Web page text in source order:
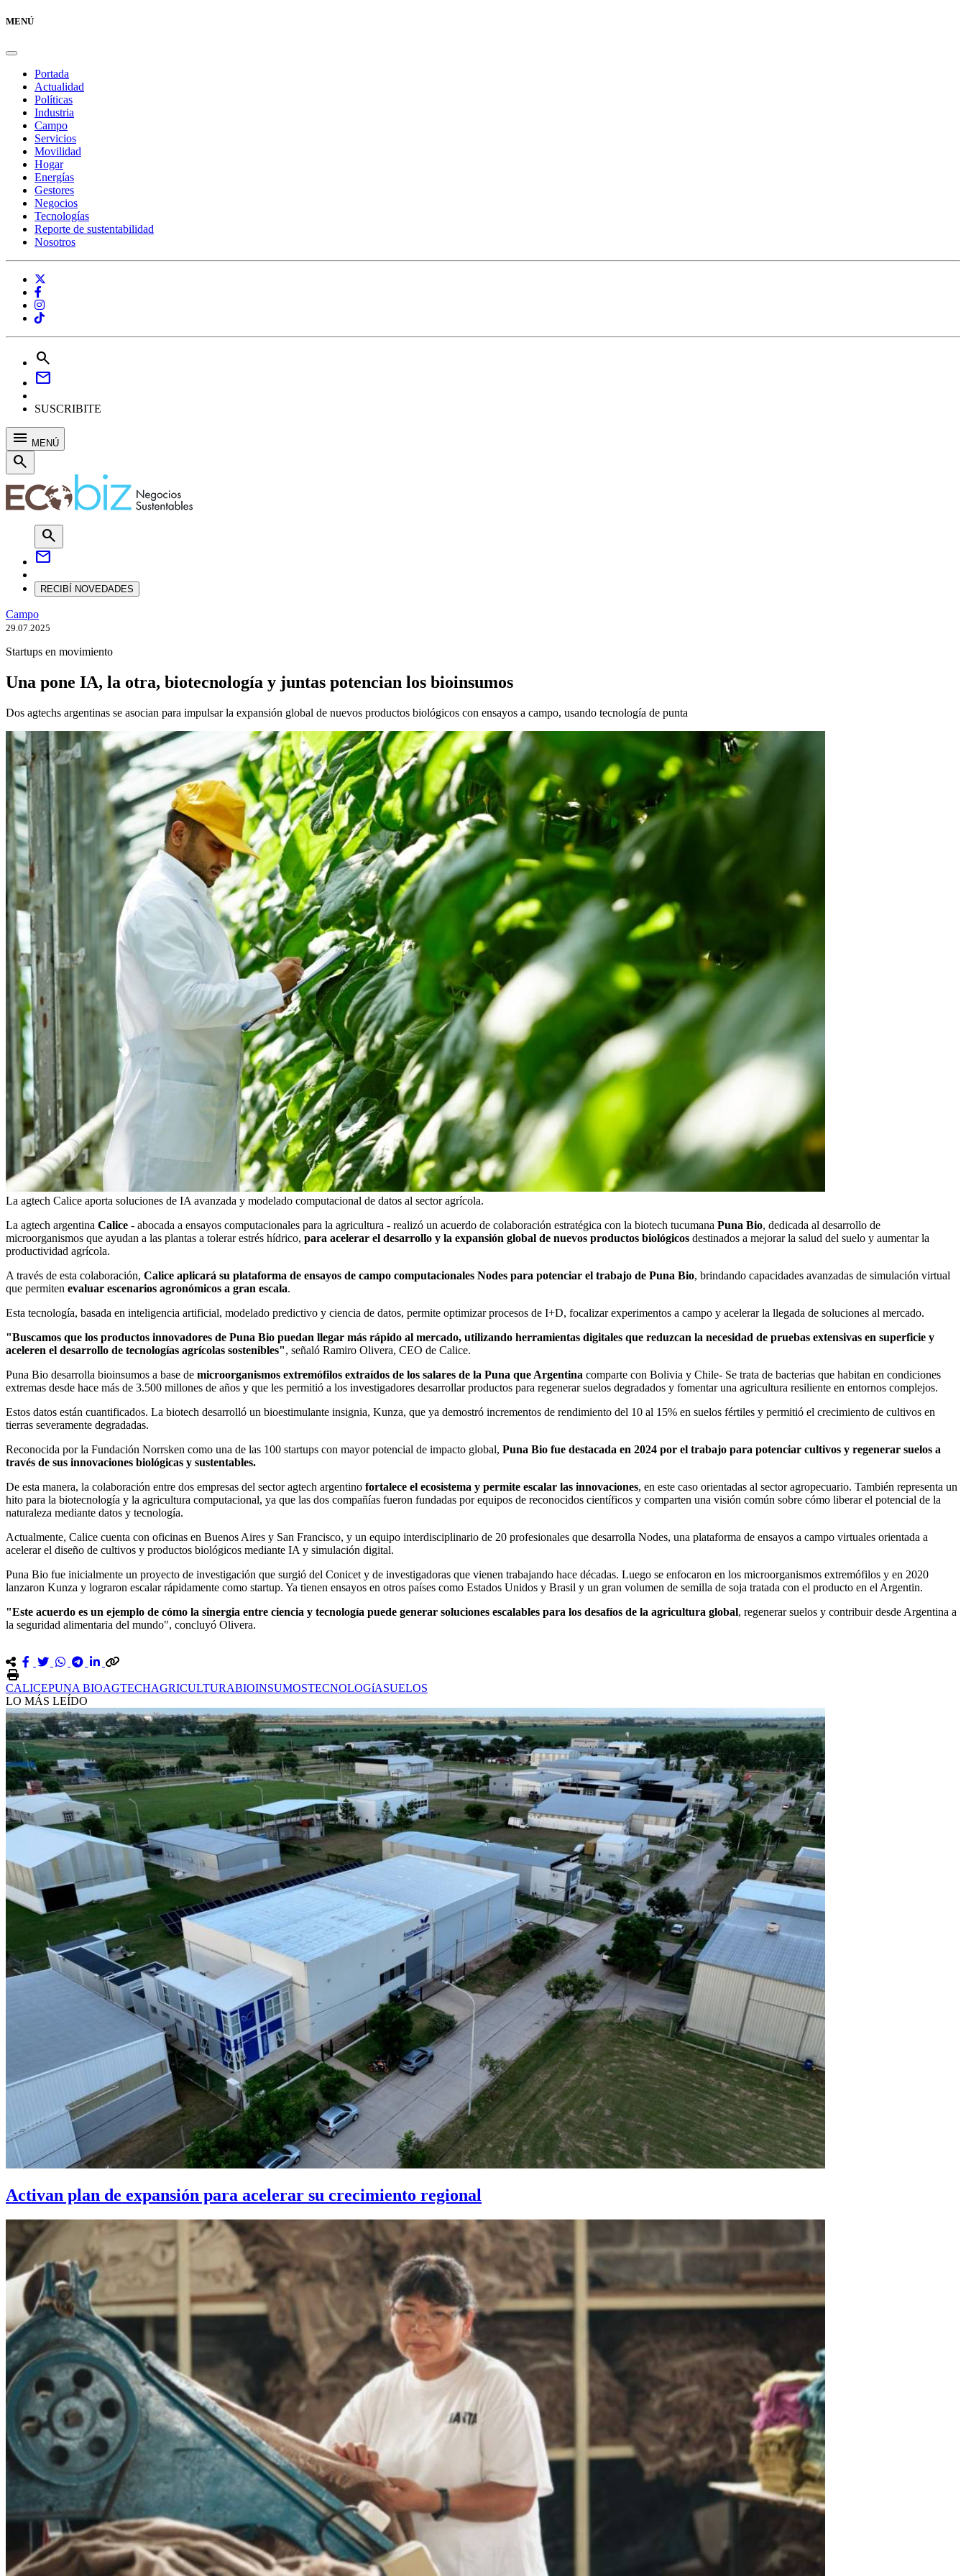
MENÚ
Portada
Actualidad
Políticas
Industria
Campo
Servicios
Movilidad
Hogar
Energías
Gestores
Negocios
Tecnologías
Reporte de sustentabilidad
Nosotros
search
mail
SUSCRIBITE
menu MENÚ
search
search
mail
RECIBÍ NOVEDADES
Campo
29.07.2025
Startups en movimiento
Una pone IA, la otra, biotecnología y juntas potencian los bioinsumos
Dos agtechs argentinas se asocian para impulsar la expansión global de nuevos productos biológicos con ensayos a campo, usando tecnología de punta
La agtech Calice aporta soluciones de IA avanzada y modelado computacional de datos al sector agrícola.
La agtech argentina Calice - abocada a ensayos computacionales para la agricultura - realizó un acuerdo de colaboración estratégica con la biotech tucumana Puna Bio, dedicada al desarrollo de
microorganismos que ayudan a las plantas a tolerar estrés hídrico, para acelerar el desarrollo y la expansión global de nuevos productos biológicos destinados a mejorar la salud del suelo y aumentar la
productividad agrícola.
A través de esta colaboración, Calice aplicará su plataforma de ensayos de campo computacionales Nodes para potenciar el trabajo de Puna Bio, brindando capacidades avanzadas de simulación virtual
que permiten evaluar escenarios agronómicos a gran escala.
Esta tecnología, basada en inteligencia artificial, modelado predictivo y ciencia de datos, permite optimizar procesos de I+D, focalizar experimentos a campo y acelerar la llegada de soluciones al mercado.
"Buscamos que los productos innovadores de Puna Bio puedan llegar más rápido al mercado, utilizando herramientas digitales que reduzcan la necesidad de pruebas extensivas en superficie y
aceleren el desarrollo de tecnologías agrícolas sostenibles", señaló Ramiro Olivera, CEO de Calice.
Puna Bio desarrolla bioinsumos a base de microorganismos extremófilos extraídos de los salares de la Puna que Argentina comparte con Bolivia y Chile- Se trata de bacterias que habitan en condiciones
extremas desde hace más de 3.500 millones de años y que les permitió a los investigadores desarrollar productos para regenerar suelos degradados y fomentar una agricultura resiliente en entornos complejos.
Estos datos están cuantificados. La biotech desarrolló un bioestimulante insignia, Kunza, que ya demostró incrementos de rendimiento del 10 al 15% en suelos fértiles y permitió el crecimiento de cultivos en
tierras severamente degradadas.
Reconocida por la Fundación Norrsken como una de las 100 startups con mayor potencial de impacto global, Puna Bio fue destacada en 2024 por el trabajo para potenciar cultivos y regenerar suelos a
través de sus innovaciones biológicas y sustentables.
De esta manera, la colaboración entre dos empresas del sector agtech argentino fortalece el ecosistema y permite escalar las innovaciones, en este caso orientadas al sector agropecuario. También representa un
hito para la biotecnología y la agricultura computacional, ya que las dos compañías fueron fundadas por equipos de reconocidos científicos y comparten una visión común sobre cómo liberar el potencial de la
naturaleza mediante datos y tecnología.
Actualmente, Calice cuenta con oficinas en Buenos Aires y San Francisco, y un equipo interdisciplinario de 20 profesionales que desarrolla Nodes, una plataforma de ensayos a campo virtuales orientada a
acelerar el diseño de cultivos y productos biológicos mediante IA y simulación digital.
Puna Bio fue inicialmente un proyecto de investigación que surgió del Conicet y de investigadoras que vienen trabajando hace décadas. Luego se enfocaron en los microorganismos extremófilos y en 2020
lanzaron Kunza y lograron escalar rápidamente como startup. Ya tienen ensayos en otros países como Estados Unidos y Brasil y un gran volumen de semilla de soja tratada con el producto en el Argentin.
"Este acuerdo es un ejemplo de cómo la sinergia entre ciencia y tecnología puede generar soluciones escalables para los desafíos de la agricultura global, regenerar suelos y contribuir desde Argentina a
la seguridad alimentaria del mundo", concluyó Olivera.
CALICEPUNA BIOAGTECHAGRICULTURABIOINSUMOSTECNOLOGíASUELOS
LO MÁS LEÍDO
Activan plan de expansión para acelerar su crecimiento regional